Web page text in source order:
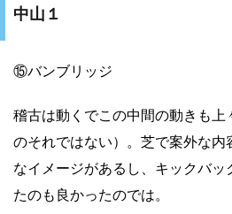
中山１
⑮バンブリッジ
稽古は動くでこの中間の動きも上
のそれではない）。芝で案外な内
なイメージがあるし、キックバッ
たのも良かったのでは。